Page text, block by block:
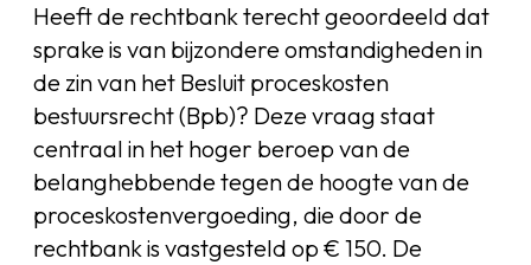
Heeft de rechtbank terecht geoordeeld dat
sprake is van bijzondere omstandigheden in
de zin van het Besluit proceskosten
bestuursrecht (Bpb)? Deze vraag staat
centraal in het hoger beroep van de
belanghebbende tegen de hoogte van de
proceskostenvergoeding, die door de
rechtbank is vastgesteld op € 150. De